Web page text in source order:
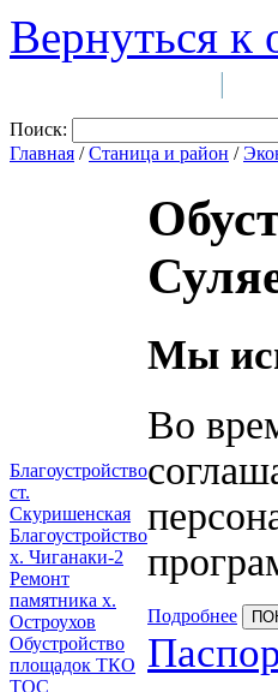
Вернуться
|
Поиск:
Главная /Станица и район /
Благоустройство
ст.
Скуришенская
Благоустройство
х. Чиганаки-2
Ремонт
памятника х.
Остроухов
Обустройство
площадок ТКО
ТОС
Мы
Во
Подробнее